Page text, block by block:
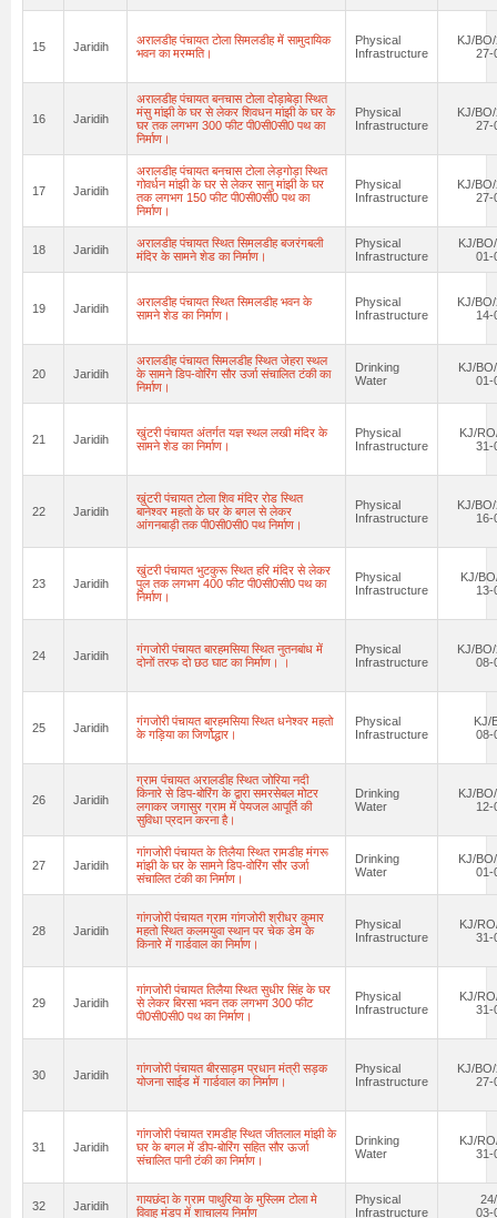
15 Jaridih
अरालडीह पंचायत टोला सिमलडीह में सामुदायिक
भवन का मरम्मति।
Physical
Infrastructure
KJ/
27-
16 Jaridih
अरालडीह पंचायत बनचास टोला दोड़ाबेड़ा स्थित
मंसु मांझी के घर से लेकर शिवधन मांझी के घर के
घर तक लगभग 300 फीट पी0सी0सी0 पथ का
निर्माण।
Physical
Infrastructure
KJ/
27-
17 Jaridih
अरालडीह पंचायत बनचास टोला लेड़गोड़ा स्थित
गोवर्धन मांझी के घर से लेकर सानु मांझी के घर
तक लगभग 150 फीट पी0सी0सी0 पथ का
निर्माण।
Physical
Infrastructure
KJ/
27-
18 Jaridih
अरालडीह पंचायत स्थित सिमलडीह बजरंगबली
मंदिर के सामने शेड का निर्माण।
Physical
Infrastructure
KJ/
01-
19 Jaridih
अरालडीह पंचायत स्थित सिमलडीह भवन के
सामने शेड का निर्माण।
Physical
Infrastructure
KJ/
14-
20 Jaridih
अरालडीह पंचायत सिमलडीह स्थित जेहरा स्थल
के सामने डिप-वोरिंग सौर उर्जा संचालित टंकी का
निर्माण।
Drinking
Water
KJ/
01-
21 Jaridih
खुंटरी पंचायत अंतर्गत यज्ञ स्थल लखी मंदिर के
सामने शेड का निर्माण।
Physical
Infrastructure
KJ/
31-
22 Jaridih
खुंटरी पंचायत टोला शिव मंदिर रोड स्थित
बानेश्वर महतो के घर के बगल से लेकर
आंगनबाड़ी तक पी0सी0सी0 पथ निर्माण।
Physical
Infrastructure
KJ/
16-
23 Jaridih
खुंटरी पंचायत भुटकुरू स्थित हरि मंदिर से लेकर
पुल तक लगभग 400 फीट पी0सी0सी0 पथ का
निर्माण।
Physical
Infrastructure
KJ/
13-
24 Jaridih
गंगजोरी पंचायत बारहमसिया स्थित नुतनबांध में
दोनों तरफ दो छठ घाट का निर्माण। ।
Physical
Infrastructure
KJ/
08-
25 Jaridih
गंगजोरी पंचायत बारहमसिया स्थित धनेश्वर महतो
के गड़िया का जिर्णोद्धार।
Physical
Infrastructure
KJ/
08-
26 Jaridih
ग्राम पंचायत अरालडीह स्थित जोरिया नदी
किनारे से डिप-बोरिंग के द्वारा समरसेबल मोटर
लगाकर जगासुर ग्राम में पेयजल आपूर्ति की
सुविधा प्रदान करना है।
Drinking
Water
KJ/
12-
27 Jaridih
गांगजोरी पंचायत के तिलैया स्थित रामडीह मंगरू
मांझी के घर के सामने डिप-वोरिंग सौर उर्जा
संचालित टंकी का निर्माण।
Drinking
Water
KJ/
01-
28 Jaridih
गांगजोरी पंचायत ग्राम गांगजोरी श्रीधर कुमार
महतो स्थित कलमयुवा स्थान पर चेक डेम के
किनारे में गार्डवाल का निर्माण।
Physical
Infrastructure
KJ/
31-
29 Jaridih
गांगजोरी पंचायत तिलैया स्थित सुधीर सिंह के घर
से लेकर बिरसा भवन तक लगभग 300 फीट
पी0सी0सी0 पथ का निर्माण।
Physical
Infrastructure
KJ/
31-
30 Jaridih
गांगजोरी पंचायत बीरसाड़म प्रधान मंत्री सड़क
योजना साईड में गार्डवाल का निर्माण।
Physical
Infrastructure
KJ/
27-
31 Jaridih
गांगजोरी पंचायत रामडीह स्थित जीतलाल मांझी के
घर के बगल में डीप-बोरिंग सहित सौर ऊर्जा
संचालित पानी टंकी का निर्माण।
Drinking
Water
KJ/
31-
32 Jaridih
गायछंदा के ग्राम पाथुरिया के मुस्लिम टोला मे
विवाह मंडप में शाचालय निर्माण
Physical
Infrastructure
03-